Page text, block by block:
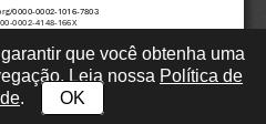
que você obtenha uma
Leia nossa Política de
. OK